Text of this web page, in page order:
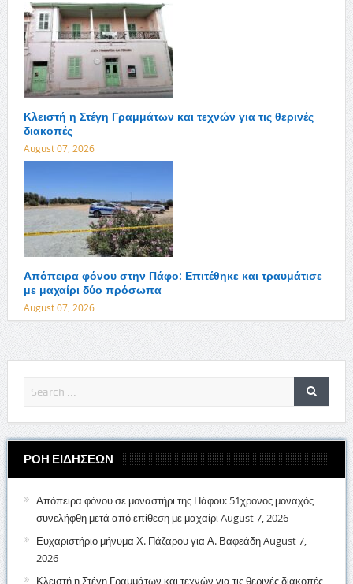
Κλειστή η Στέγη Γραμμάτων και τεχνών για τις θερινές
διακοπές
August 07, 2026
Απόπειρα φόνου στην Πάφο: Επιτέθηκε και τραυμάτισε
με μαχαίρι δύο πρόσωπα
August 07, 2026
ΡΟΗ ΕΙΔΗΣΕΩΝ
Απόπειρα φόνου σε μοναστήρι της Πάφου: 51χρονος μοναχός
συνελήφθη μετά από επίθεση με μαχαίριAugust 7, 2026
Ευχαριστήριο μήνυμα Χ. Πάζαρου για Α. ΒαφεάδηAugust 7,
2026